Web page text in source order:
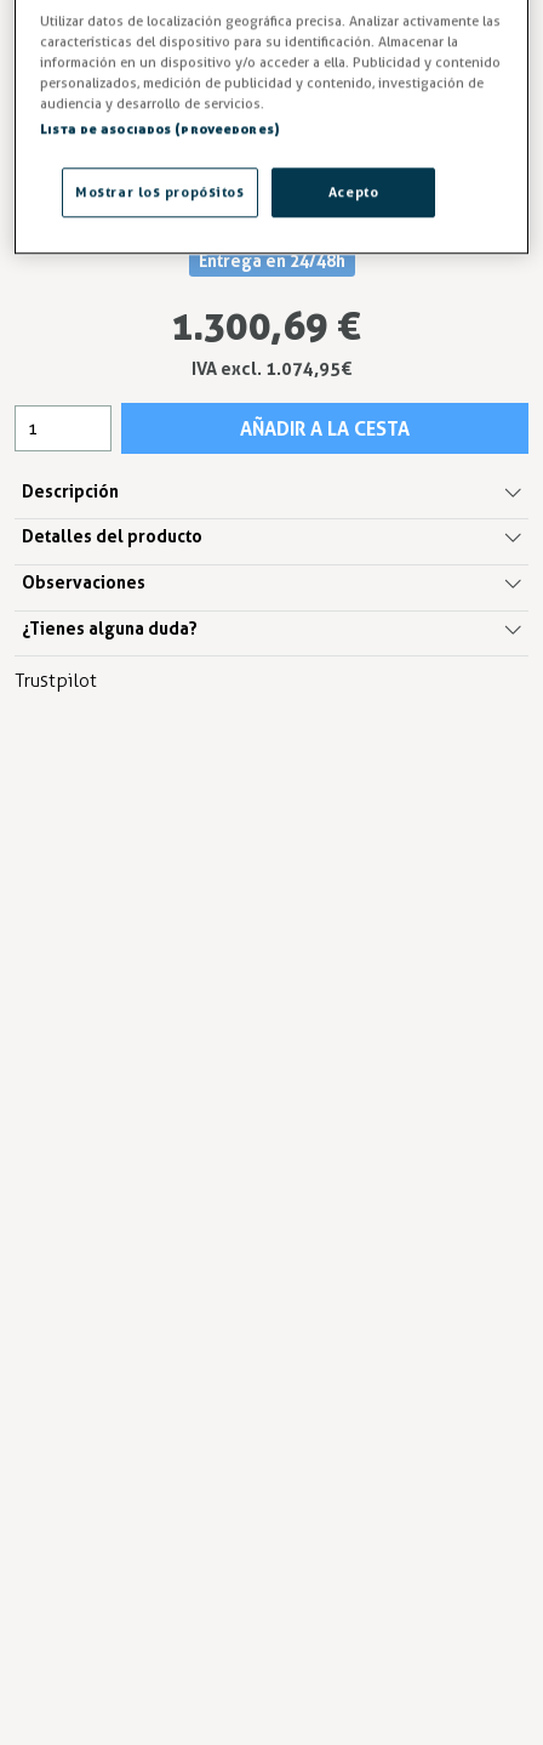
restos de naranja en los laterales. Diámetro de las naranjas:
40 a 80 mm. Construido en acero inoxidable.
GASTROEQUIP EEX-SA. Ideal para bares, cafeterías, buffets
y hoteles. Rápido, higiénico y de alto rendimiento. Aumenta
natural al instante! ¡Pídelo ahora!
Entrega en 24/48h
1.300,69 €
IVA excl. 1.074,95€
AÑADIR A LA CESTA
Descripción
Detalles del producto
Observaciones
¿Tienes alguna duda?
Trustpilot
Utilizar datos de localización geográfica precisa. Analizar activamente las
características del dispositivo para su identificación. Almacenar la
información en un dispositivo y/o acceder a ella. Publicidad y contenido
personalizados, medición de publicidad y contenido, investigación de
audiencia y desarrollo de servicios.
Lista de asociados (proveedores)
Acepto
Mostrar los propósitos